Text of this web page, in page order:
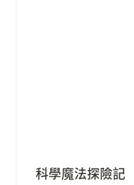
科學魔法探險記